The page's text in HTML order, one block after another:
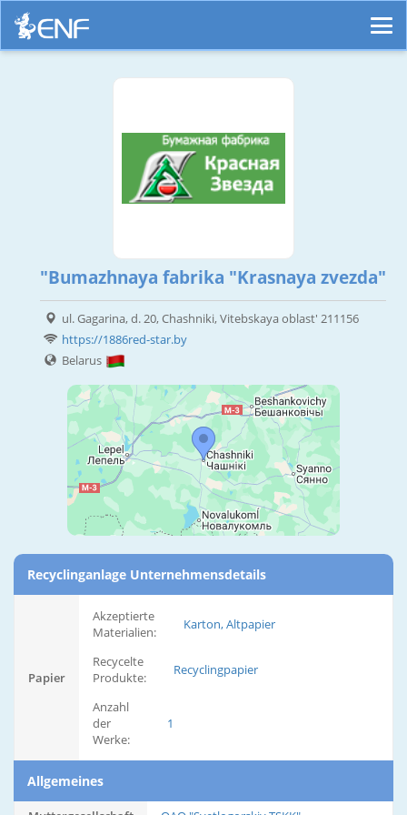
"Bumazhnaya fabrika "Krasnaya zvezda"
ul. Gagarina, d. 20, Chashniki, Vitebskaya oblast' 211156
https://1886red-star.by
Belarus
Recyclinganlage Unternehmensdetails
Papier
Akzeptierte
Materialien:
Karton, Altpapier
Recycelte
Produkte:
Recyclingpapier
Anzahl
der
Werke:
1
Allgemeines